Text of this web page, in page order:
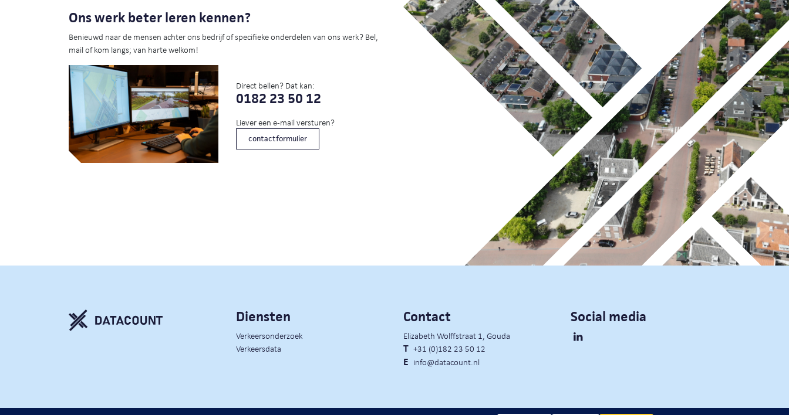
Ons werk beter leren kennen?
Benieuwd naar de mensen achter ons bedrijf of specifieke onderdelen van ons werk? Bel,
mail of kom langs; van harte welkom!
Direct bellen? Dat kan:
0182 23 50 12
Liever een e-mail versturen?
contactformulier
Diensten
Verkeersonderzoek
Verkeersdata
Contact
Elizabeth Wolffstraat 1, Gouda
T +31 (0)182 23 50 12
E info@datacount.nl
Social media